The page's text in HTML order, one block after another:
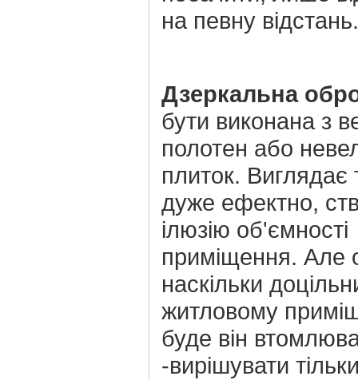
на певну відстань.
Дзеркальна
бути виконана з
полотен або
плиток. Виглядає
дуже ефектно,
ілюзію об'ємності
приміщення. Але
наскільки
житловому
буде він
-вирішувати